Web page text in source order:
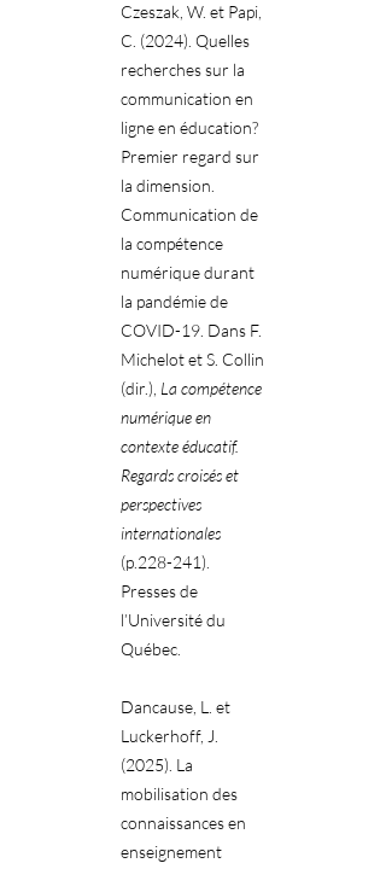
Czeszak, W. et Papi,
C. (2024). Quelles
recherches sur la
communication en
ligne en éducation?
Premier regard sur
la dimension.
Communication de
la compétence
numérique durant
la pandémie de
COVID-19. Dans F.
Michelot et S. Collin
(dir.), La compétence
numérique en
contexte éducatif.
Regards croisés et
perspectives
internationales
(p.228-241).
Presses de
l’Université du
Québec.
Dancause, L. et
Luckerhoff, J.
(2025). La
mobilisation des
connaissances en
enseignement